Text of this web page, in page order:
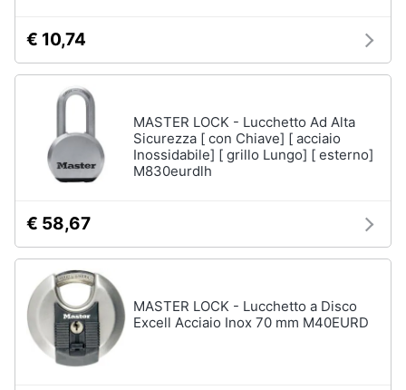
€ 10,74
MASTER LOCK - Lucchetto Ad Alta
Sicurezza [ con Chiave] [ acciaio
Inossidabile] [ grillo Lungo] [ esterno]
M830eurdlh
€ 58,67
MASTER LOCK - Lucchetto a Disco
Excell Acciaio Inox 70 mm M40EURD